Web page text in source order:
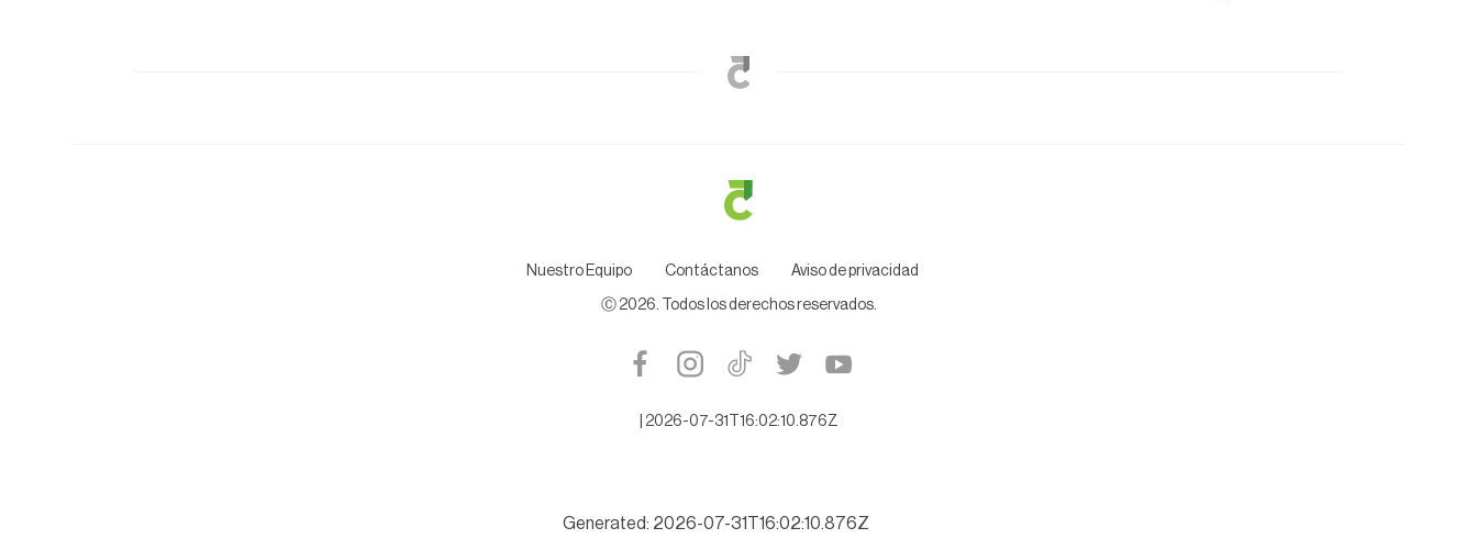
Nuestro Equipo Contáctanos Aviso de privacidad
Ⓒ 2026 . Todos los derechos reservados.
2026-07-31T16:02:10.876Z
Generated: 2026-07-31T16:02:10.876Z